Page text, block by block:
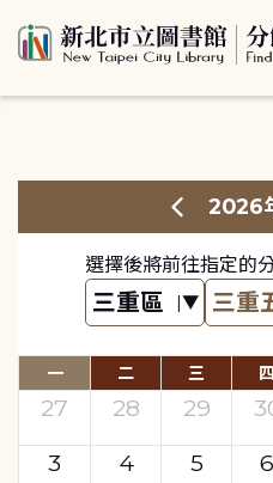
2026
選擇後將前往指定的
一 二 三
27 28 29
3
4 5 6